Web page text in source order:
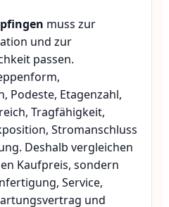
muss zur
und zur
passen.
Podeste, Etagenzahl,
Tragfähigkeit,
Stromanschluss
Deshalb vergleichen
Kaufpreis, sondern
Service,
und